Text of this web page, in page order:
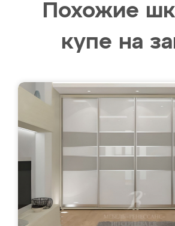
Похожие
купе на